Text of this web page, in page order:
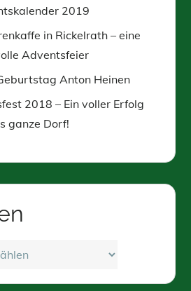
2019
in Rickelrath – eine
Adventsfeier
Anton Heinen
2018 – Ein voller Erfolg
ganze Dorf!